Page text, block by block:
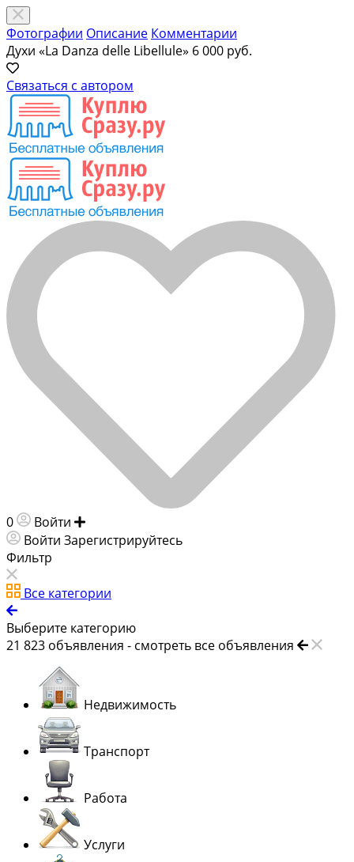
Фотографии Описание Комментарии
Духи «La Danza delle Libellule» 6 000 руб.
Связаться с автором
0 Войти
Войти Зарегистрируйтесь
Фильтр
Все категории
Выберите категорию
21 823 объявления - смотреть все объявления
Недвижимость
Транспорт
Работа
Услуги